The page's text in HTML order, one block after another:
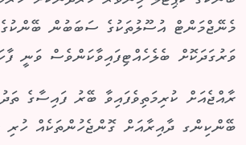
މެނޭޖްމަންޓް އުސޫލުތަކުގެ ސަބަބުން
ވަރުގަދަކޮށް ބެލެހެއްޓިފައިވާކަންވެސް ވަނީ
ރާއްޖެއަށް ކުރިމަތިވެފައިވާ ބޭރު ފައިސާގެ
ބޭންކިންގ ދާއިރާއަށް ގޮންޖެހުންތަކެއް ހުރި